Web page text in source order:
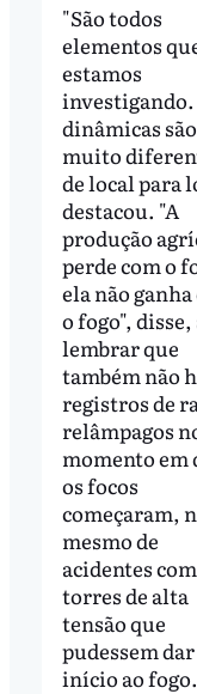
"São todos
elementos
estamos
investigando.
dinâmicas são
muito
de local para
destacou. "A
produção
perde com o
ela não ganha
o fogo", disse,
lembrar que
também não
registros de
relâmpagos
momento em
os focos
começaram,
mesmo de
acidentes com
torres de alta
tensão que
pudessem dar
início ao fogo.